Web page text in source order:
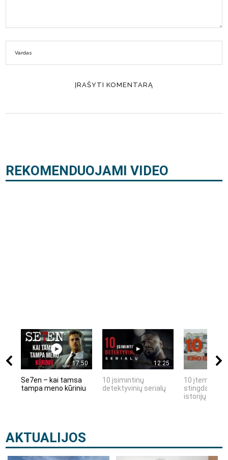
REKOMENDUOJAMI VIDEO
17:50
Se7en – kai tamsa
tampa meno kūriniu
12:25
10 įsimintinų
detektyvinių serialų
10 įtemptų,
stingdančių
istorijų
AKTUALIJOS